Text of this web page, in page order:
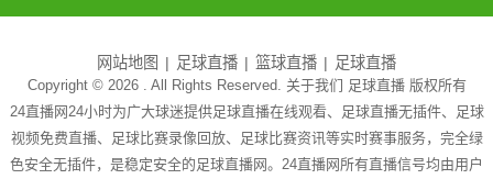
网站地图 足球直播 篮球直播 足球直播
Copyright © 2026 . All Rights Reserved. 关于我们 足球直播版权所有
24直播网24小时为广大球迷提供足球直播在线观看、足球直播无插件、足球
视频免费直播、足球比赛录像回放、足球比赛资讯等实时赛事服务，完全绿
色安全无插件，是稳定安全的足球直播网。24直播网所有直播信号均由用户